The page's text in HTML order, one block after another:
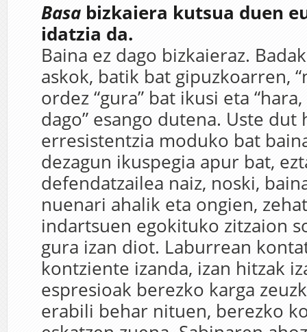
Basa bizkaiera kutsua duen
idatzia da.
Baina ez dago bizkaieraz.
askok, batik bat gipuzkoarren,
ordez “gura” bat ikusi eta
dago” esango dutena. Uste dut
erresistentzia moduko bat
dezagun ikuspegia apur bat,
defendatzailea naiz, noski,
nuenari ahalik eta ongien,
indartsuen egokituko zitzaion
gura izan diot. Laburrean
kontziente izanda, izan hitzak
espresioak berezko karga
erabili behar nituen, berezko